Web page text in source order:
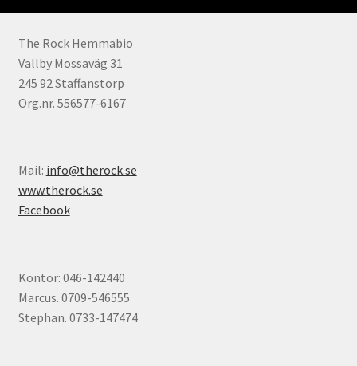
The Rock Hemmabio
Vallby Mossaväg 31
245 92 Staffanstorp
Org.nr. 556577-6167
Mail: info@therock.se
www.therock.se
Facebook
Kontor: 046-142440
Marcus. 0709-546555
Stephan. 0733-147474